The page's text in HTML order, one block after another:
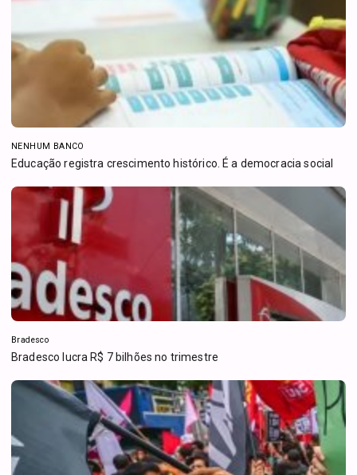
NENHUM BANCO
Educação registra crescimento histórico. É a democracia social
Bradesco
Bradesco lucra R$ 7 bilhões no trimestre